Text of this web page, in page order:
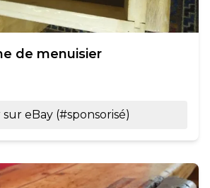
de menuisier
sur eBay (#sponsorisé)